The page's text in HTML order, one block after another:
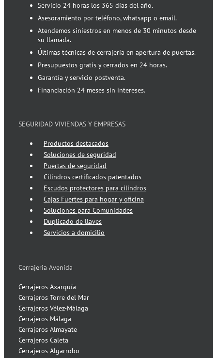
Servicio 24 horas los 365 días del año.
Asesoramiento por teléfono, whatsapp o email.
Atendemos siniestros en menos de 30 minutos desde
su llamada.
Últimas técnicas de cerrajería en apertura de puertas.
Presupuestos gratis y cerrados en 24 horas.
Garantía y servicio postventa.
Financiación 24 meses sin intereses.
SEGURIDAD VIVIENDAS Y EMPRESAS
Productos destacados
Soluciones de seguridad
Puertas de seguridad
Cilindros certificados patentados
Escudos protectores para cilindros
Cajas Fuertes para hogar y oficina
Soluciones para Comunidades
Duplicado de llaves
Servicios a domicilio
Cerrajeria Avenida
Cerrajeros Axarquía
Cerrajeros Torre del Mar
Cerrajeros Vélez-Málaga
Cerrajeros Málaga
Cerrajeros Almayate
Cerrajeros Caleta
Cerrajeros Algarrobo